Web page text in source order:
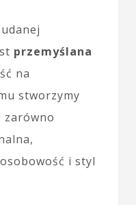
przemyślana
na
stworzymy
zarówno
i styl